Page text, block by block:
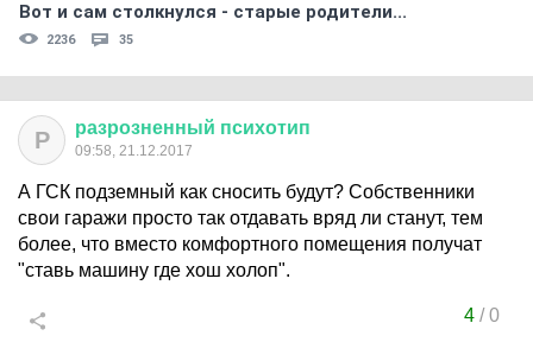
Вот и сам столкнулся - старые родители...
2236 35
Р разрозненный психотип
09:58, 21.12.2017
А ГСК подземный как сносить будут? Собственники
свои гаражи просто так отдавать вряд ли станут, тем
более, что вместо комфортного помещения получат
"ставь машину где хош холоп".
4/0